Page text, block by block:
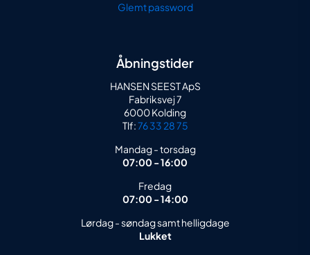
Glemt password
Åbningstider
HANSEN SEEST ApS
Fabriksvej 7
6000 Kolding
Tlf:76 33 28 75
Mandag - torsdag
07:00 - 16:00
Fredag
07:00 - 14:00
Lørdag - søndag samt helligdage
Lukket